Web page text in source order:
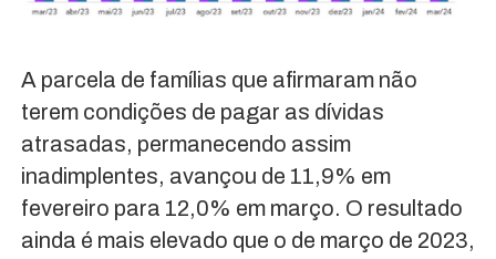
A parcela de famílias que afirmaram não
terem condições de pagar as dívidas
atrasadas, permanecendo assim
inadimplentes, avançou de 11,9% em
fevereiro para 12,0% em março. O resultado
ainda é mais elevado que o de março de 2023,